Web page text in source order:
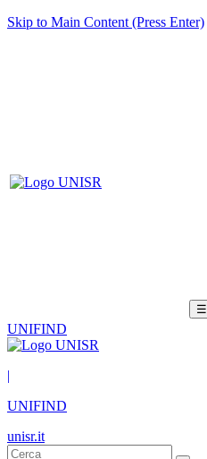
Skip to Main Content (Press Enter)
☰
UNIFIND
|
UNIFIND
unisr.it